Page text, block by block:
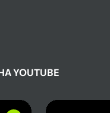
YOUTUBE